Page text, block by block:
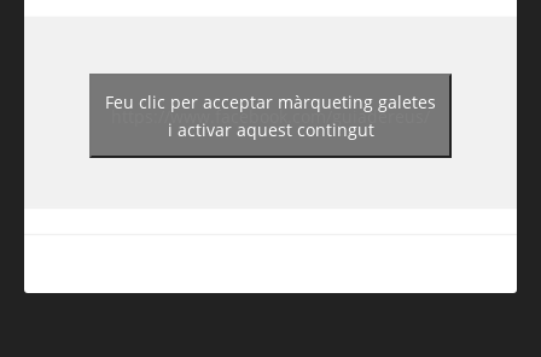
https://www.facebook.com/guiadereus/
Feu clic per acceptar màrqueting galetes
i activar aquest contingut